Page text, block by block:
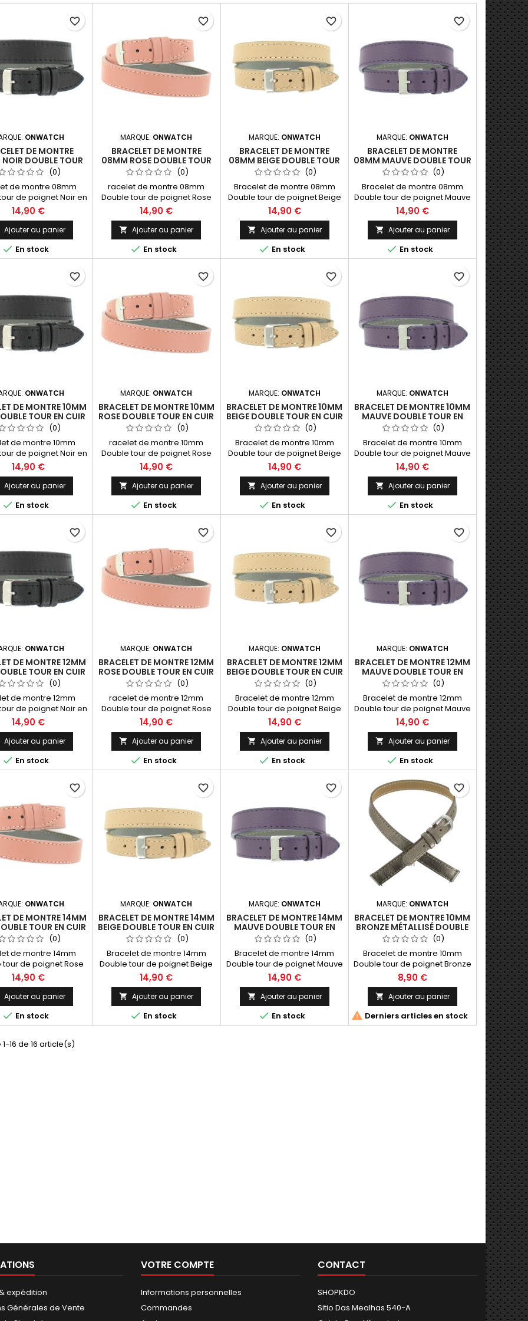
ONWATCH
DE MONTRE
DOUBLE TOUR
DE FABRICATION
ARTISANALE
(0)
de montre 08mm
de poignet Noir en
fleur (Hors Montre)
Artisanale
Made in Spain.
14,90 €
Ajouter au panier
 En stock
favorite_border
MARQUE: ONWATCH
BRACELET DE MONTRE
08MM ROSE DOUBLE TOUR
EN CUIR DE FABRICATION
ARTISANALE
(0)
racelet de montre 08mm
Double tour de poignet Rose
en cuir pleine fleur (Hors
Montre) 40cm Fabrication
Artisanale Made in Spain.
14,90 €
 Ajouter au panier
 En stock
favorite_border
MARQUE: ONWATCH
BRACELET DE MONTRE
08MM BEIGE DOUBLE TOUR
EN CUIR DE FABRICATION
ARTISANALE
(0)
Bracelet de montre 08mm
Double tour de poignet Beige
en cuir pleine fleur (Hors
Montre) 40cm Fabrication
Artisanale Made in Spain.
14,90 €
 Ajouter au panier
 En stock
favorite_border
MARQUE: ONWATCH
BRACELET DE MONTRE
08MM MAUVE DOUBLE TOUR
EN CUIR DE FABRICATION
ARTISANALE
(0)
Bracelet de montre 08mm
Double tour de poignet Mauve
en cuir pleine fleur (Hors
Montre) 40cm Fabrication
Artisanale Made in Spain.
14,90 €
 Ajouter au panier
 En stock
favorite_border
ONWATCH
DE MONTRE 10MM
TOUR EN CUIR
FABRICATION
ARTISANALE
(0)
de montre 10mm
de poignet Noir en
fleur (Hors Montre)
Artisanale
Made in Spain.
14,90 €
Ajouter au panier
 En stock
favorite_border
MARQUE: ONWATCH
BRACELET DE MONTRE 10MM
ROSE DOUBLE TOUR EN CUIR
DE FABRICATION
ARTISANALE
(0)
racelet de montre 10mm
Double tour de poignet Rose
en cuir pleine fleur (Hors
Montre) 40cm Fabrication
Artisanale Made in Spain.
14,90 €
 Ajouter au panier
 En stock
favorite_border
MARQUE: ONWATCH
BRACELET DE MONTRE 10MM
BEIGE DOUBLE TOUR EN CUIR
DE FABRICATION
ARTISANALE
(0)
Bracelet de montre 10mm
Double tour de poignet Beige
en cuir pleine fleur (Hors
Montre) 40cm Fabrication
Artisanale Made in Spain.
14,90 €
 Ajouter au panier
 En stock
favorite_border
MARQUE: ONWATCH
BRACELET DE MONTRE 10MM
MAUVE DOUBLE TOUR EN
CUIR DE FABRICATION
ARTISANALE
(0)
Bracelet de montre 10mm
Double tour de poignet Mauve
en cuir pleine fleur (Hors
Montre) 40cm Fabrication
Artisanale Made in Spain.
14,90 €
 Ajouter au panier
 En stock
favorite_border
ONWATCH
DE MONTRE 12MM
TOUR EN CUIR
FABRICATION
ARTISANALE
(0)
de montre 12mm
de poignet Noir en
fleur (Hors Montre)
Artisanale
Made in Spain.
14,90 €
Ajouter au panier
 En stock
favorite_border
MARQUE: ONWATCH
BRACELET DE MONTRE 12MM
ROSE DOUBLE TOUR EN CUIR
DE FABRICATION
ARTISANALE
(0)
racelet de montre 12mm
Double tour de poignet Rose
en cuir pleine fleur (Hors
Montre) 40cm Fabrication
Artisanale Made in Spain.
14,90 €
 Ajouter au panier
 En stock
favorite_border
MARQUE: ONWATCH
BRACELET DE MONTRE 12MM
BEIGE DOUBLE TOUR EN CUIR
DE FABRICATION
ARTISANALE
(0)
Bracelet de montre 12mm
Double tour de poignet Beige
en cuir pleine fleur (Hors
Montre) 40cm Fabrication
Artisanale Made in Spain.
14,90 €
 Ajouter au panier
 En stock
favorite_border
MARQUE: ONWATCH
BRACELET DE MONTRE 12MM
MAUVE DOUBLE TOUR EN
CUIR DE FABRICATION
ARTISANALE
(0)
Bracelet de montre 12mm
Double tour de poignet Mauve
en cuir pleine fleur (Hors
Montre) 40cm Fabrication
Artisanale Made in Spain.
14,90 €
 Ajouter au panier
 En stock
favorite_border
ONWATCH
DE MONTRE 14MM
TOUR EN CUIR
FABRICATION
ARTISANALE
(0)
de montre 14mm
tour de poignet Rose
pleine fleur (Hors
40cm Fabrication
Made in Spain.
14,90 €
Ajouter au panier
 En stock
favorite_border
MARQUE: ONWATCH
BRACELET DE MONTRE 14MM
BEIGE DOUBLE TOUR EN CUIR
DE FABRICATION
ARTISANALE
(0)
Bracelet de montre 14mm
Double tour de poignet Beige
en cuir pleine fleur (Hors
Montre) 40cm Fabrication
Artisanale Made in Spain.
14,90 €
 Ajouter au panier
 En stock
favorite_border
MARQUE: ONWATCH
BRACELET DE MONTRE 14MM
MAUVE DOUBLE TOUR EN
CUIR DE FABRICATION
ARTISANALE
(0)
Bracelet de montre 14mm
Double tour de poignet Mauve
en cuir pleine fleur (Hors
Montre) 40cm Fabrication
Artisanale Made in Spain.
14,90 €
 Ajouter au panier
 En stock
favorite_border
MARQUE: ONWATCH
BRACELET DE MONTRE 10MM
BRONZE MÉTALLISÉ DOUBLE
TOUR EN CUIR
(0)
Bracelet de montre 10mm
Double tour de poignet Bronze
métal en cuir (Hors Montre)
36cm Fabrication Artisanale
Made in Spain.
8,90 €
 Ajouter au panier
 Derniers articles en stock
favorite_border
16 de 16 article(s)
expédition
Générales de Vente
VOTRE COMPTE
Informations personnelles
Commandes
CONTACT
SHOPKDO
Sitio Das Mealhas 540-A